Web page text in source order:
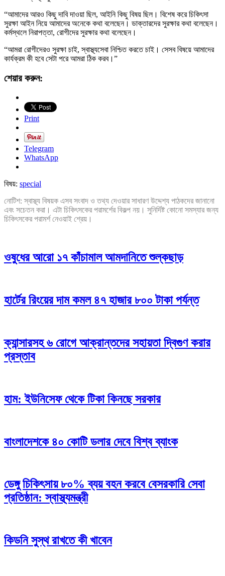
“আমাদের আরও কিছু দাবি দাওয়া ছিল, আইনি কিছু বিষয় ছিল। বিশেষ করে চিকিৎসা
সুরক্ষা আইন নিয়ে আমাদের অনেকে কথা বলেছেন। ডাক্তারদের সুরক্ষার কথা বলেছেন।
কর্মস্থলে নিরাপত্তা, রোগীদের সুরক্ষার কথা বলেছেন।
“আমরা রোগীদেরও সুরক্ষা চাই, স্বাস্থ্যসেবা নিশ্চিত করতে চাই। সেসব বিষয়ে আমাদের
কার্যক্রম কী হবে সেটা পরে আমরা ঠিক করব।”
শেয়ার করুন:
Print
Telegram
WhatsApp
বিষয়: special
নোটিশ: স্বাস্থ্য বিষয়ক এসব সংবাদ ও তথ্য দেওয়ার সাধারণ উদ্দেশ্য পাঠকদের জানানো
এবং সচেতন করা। এটা চিকিৎসকের পরামর্শের বিকল্প নয়। সুনির্দিষ্ট কোনো সমস্যার জন্য
চিকিৎসকের পরামর্শ নেওয়াই শ্রেয়।
ওষুধের আরো ১৭ কাঁচামাল আমদানিতে শুল্কছাড়
হার্টের রিংয়ের দাম কমল ৪৭ হাজার ৮০০ টাকা পর্যন্ত
ক্যান্সারসহ ৬ রোগে আক্রান্তদের সহায়তা দ্বিগুণ করার
প্রস্তাব
হাম: ইউনিসেফ থেকে টিকা কিনছে সরকার
বাংলাদেশকে ৪০ কোটি ডলার দেবে বিশ্ব ব্যাংক
ডেঙ্গু চিকিৎসায় ৮০% ব্যয় বহন করবে বেসরকারি সেবা
প্রতিষ্ঠান: স্বাস্থ্যমন্ত্রী
কিডনি সুস্থ রাখতে কী খাবেন